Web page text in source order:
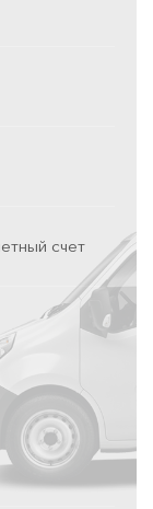
счет